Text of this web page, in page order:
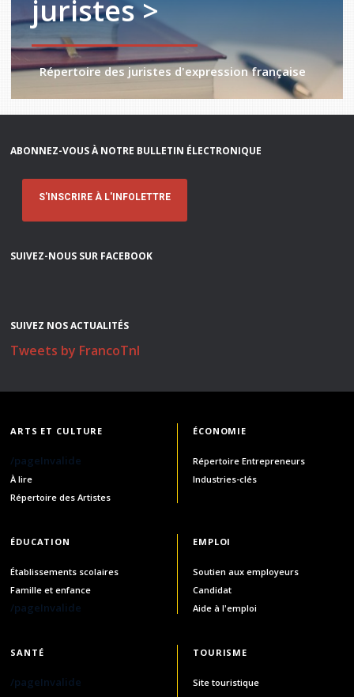
juristes >
Répertoire des juristes d'expression française
ABONNEZ-VOUS À NOTRE BULLETIN ÉLECTRONIQUE
S'INSCRIRE À L'INFOLETTRE
SUIVEZ-NOUS SUR FACEBOOK
SUIVEZ NOS ACTUALITÉS
Tweets by FrancoTnl
ARTS ET CULTURE
/pageInvalide
À lire
Répertoire des Artistes
ÉCONOMIE
Répertoire Entrepreneurs
Industries-clés
ÉDUCATION
Établissements scolaires
Famille et enfance
/pageInvalide
EMPLOI
Soutien aux employeurs
Candidat
Aide à l'emploi
SANTÉ
/pageInvalide
TOURISME
Site touristique